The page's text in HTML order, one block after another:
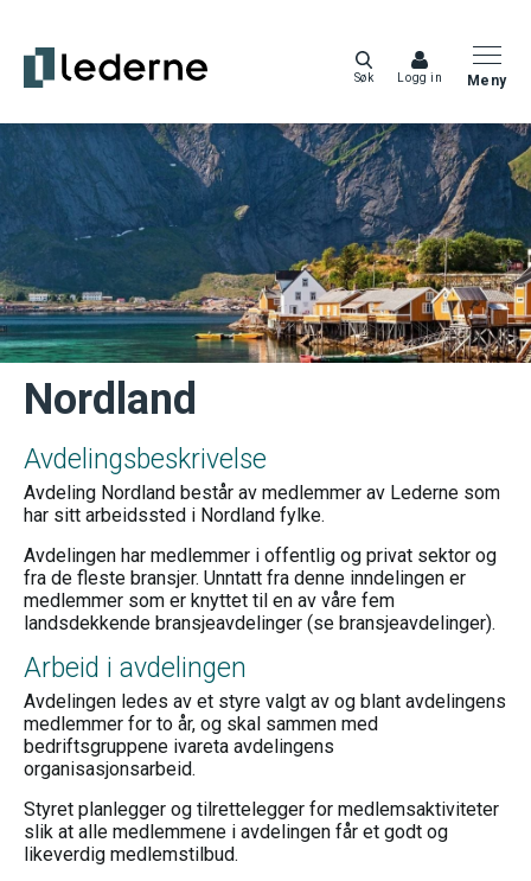
Søk Logg in Meny
Nordland
Avdelingsbeskrivelse
Avdeling Nordland består av medlemmer av Lederne som
har sitt arbeidssted i Nordland fylke.
Avdelingen har medlemmer i offentlig og privat sektor og
fra de fleste bransjer. Unntatt fra denne inndelingen er
medlemmer som er knyttet til en av våre fem
landsdekkende bransjeavdelinger (se bransjeavdelinger).
Arbeid i avdelingen
Avdelingen ledes av et styre valgt av og blant avdelingens
medlemmer for to år, og skal sammen med
bedriftsgruppene ivareta avdelingens
organisasjonsarbeid.
Styret planlegger og tilrettelegger for medlemsaktiviteter
slik at alle medlemmene i avdelingen får et godt og
likeverdig medlemstilbud.